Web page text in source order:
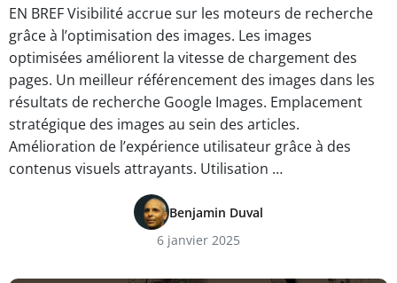
EN BREF Visibilité accrue sur les moteurs de recherche
grâce à l’optimisation des images. Les images
optimisées améliorent la vitesse de chargement des
pages. Un meilleur référencement des images dans les
résultats de recherche Google Images. Emplacement
stratégique des images au sein des articles.
Amélioration de l’expérience utilisateur grâce à des
contenus visuels attrayants. Utilisation …
Benjamin Duval
6 janvier 2025